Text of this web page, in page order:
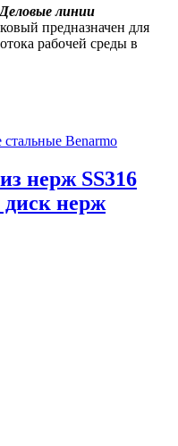
линии
предназначен для
рабочей среды в
Benarmo
нерж SS316
нерж